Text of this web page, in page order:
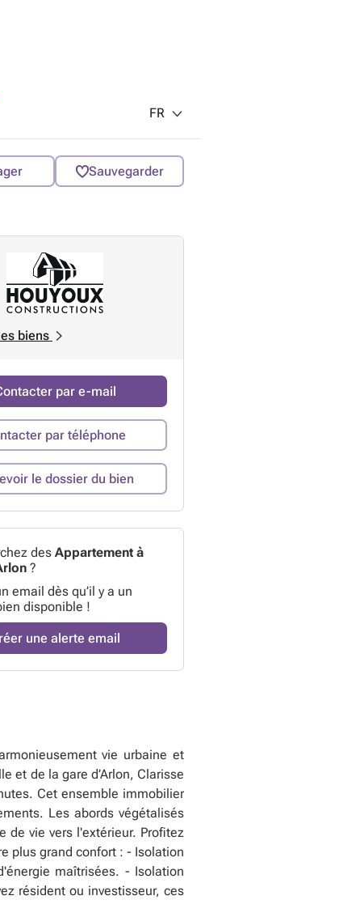
FR
Sauvegarder
biens
par e-mail
par téléphone
le dossier du bien
des Appartement à
?
email dès qu’il y a un
disponible !
une alerte email
vie urbaine et
et de la gare d’Arlon, Clarisse
Cet ensemble immobilier
Les abords végétalisés
de vie vers l'extérieur. Profitez
plus grand confort : - Isolation
maîtrisées. - Isolation
résident ou investisseur, ces